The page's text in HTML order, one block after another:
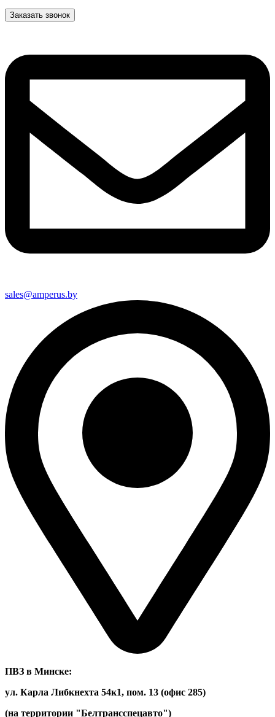
Заказать звонок
sales@amperus.by
ПВЗ в Минске:
ул. Карла Либкнехта 54к1, пом. 13 (офис 285)
(на территории "Белтрансспецавто")